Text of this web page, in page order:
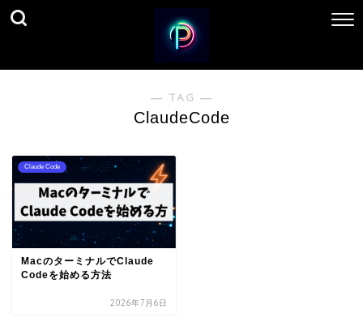
― TAG ―
ClaudeCode
Claude Code
MacのターミナルでClaude
Codeを始める方法
2026年7月6日